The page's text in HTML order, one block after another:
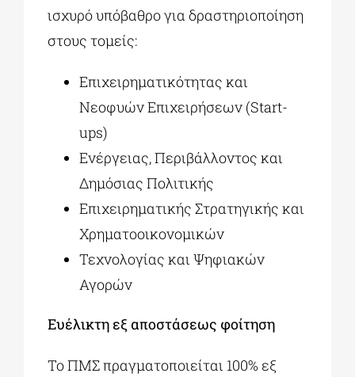
ισχυρό υπόβαθρο για δραστηριοποίηση
στους τομείς:
Επιχειρηματικότητας και
Νεοφυών Επιχειρήσεων (Start-
ups)
Ενέργειας, Περιβάλλοντος και
Δημόσιας Πολιτικής
Επιχειρηματικής Στρατηγικής και
Χρηματοοικονομικών
Τεχνολογίας και Ψηφιακών
Αγορών
Ευέλικτη εξ αποστάσεως φοίτηση
Το ΠΜΣ πραγματοποιείται 100% εξ